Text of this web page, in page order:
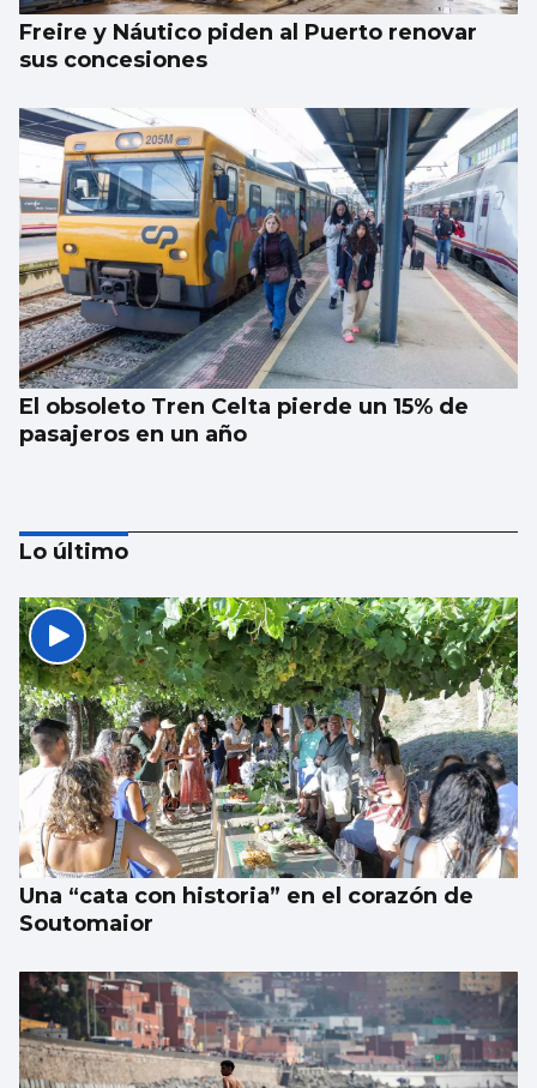
Freire y Náutico piden al Puerto renovar
sus concesiones
El obsoleto Tren Celta pierde un 15% de
pasajeros en un año
CONCIERTO
De “Señorita” a “Maníaca” en una noche
Lo último
Una “cata con historia” en el corazón de
Soutomaior